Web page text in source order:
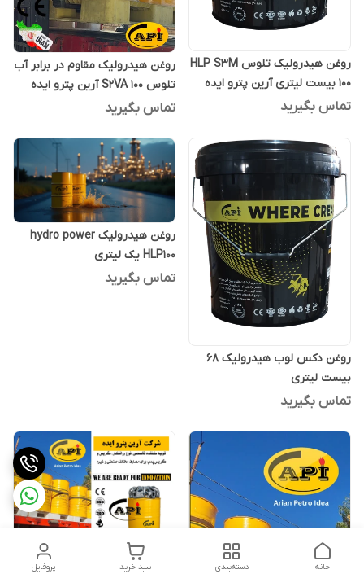
روغن هیدرولیک تلوس HLP S3M
100 بیست لیتری آرین پترو ایده
تماس بگیرید
روغن هیدرولیک مقاوم در برابر آب
تلوس S2VA 100 آرین پترو ایده
بشکه 208 لیتری
تماس بگیرید
روغن دکس لوب هیدرولیک 68
بیست لیتری
تماس بگیرید
روغن هیدرولیک hydro power
HLP100 یک لیتری
تماس بگیرید
روغن هیدرولیک HVLP تلوس
پروفایل سبد خرید دسته‌بندی خانه